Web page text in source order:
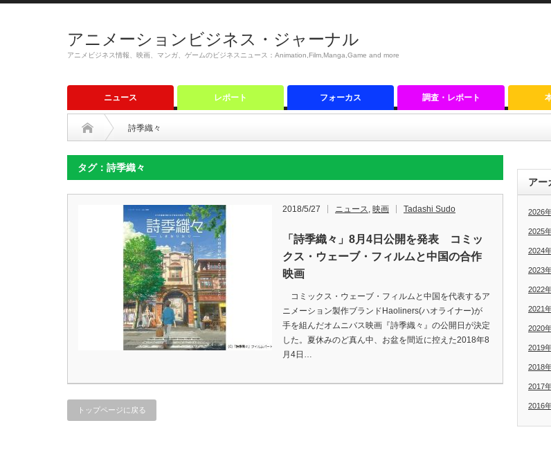
アニメーションビジネス・ジャーナル
アニメビジネス情報、映画、マンガ、ゲームのビジネスニュース：Animation,Film,Manga,Game and more
ニュース レポート フォーカス 調査・レポート
詩季織々
タグ：詩季織々
2018/5/27 ニュース, 映画 Tadashi Sudo
「詩季織々」8月4日公開を発表 コミッ
クス・ウェーブ・フィルムと中国の合作
映画
コミックス・ウェーブ・フィルムと中国を代表するア
ニメーション製作ブランドHaoliners(ハオライナー)が
手を組んだオムニバス映画『詩季織々』の公開日が決定
した。夏休みのど真ん中、お盆を間近に控えた2018年8
月4日…
トップページに戻る
アー
2026
2025
2024
2023
2022
2021
2020
2019
2018
2017
2016